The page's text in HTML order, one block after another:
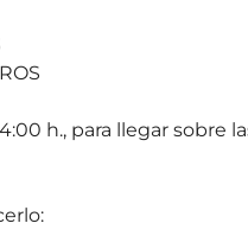
h., para llegar sobre